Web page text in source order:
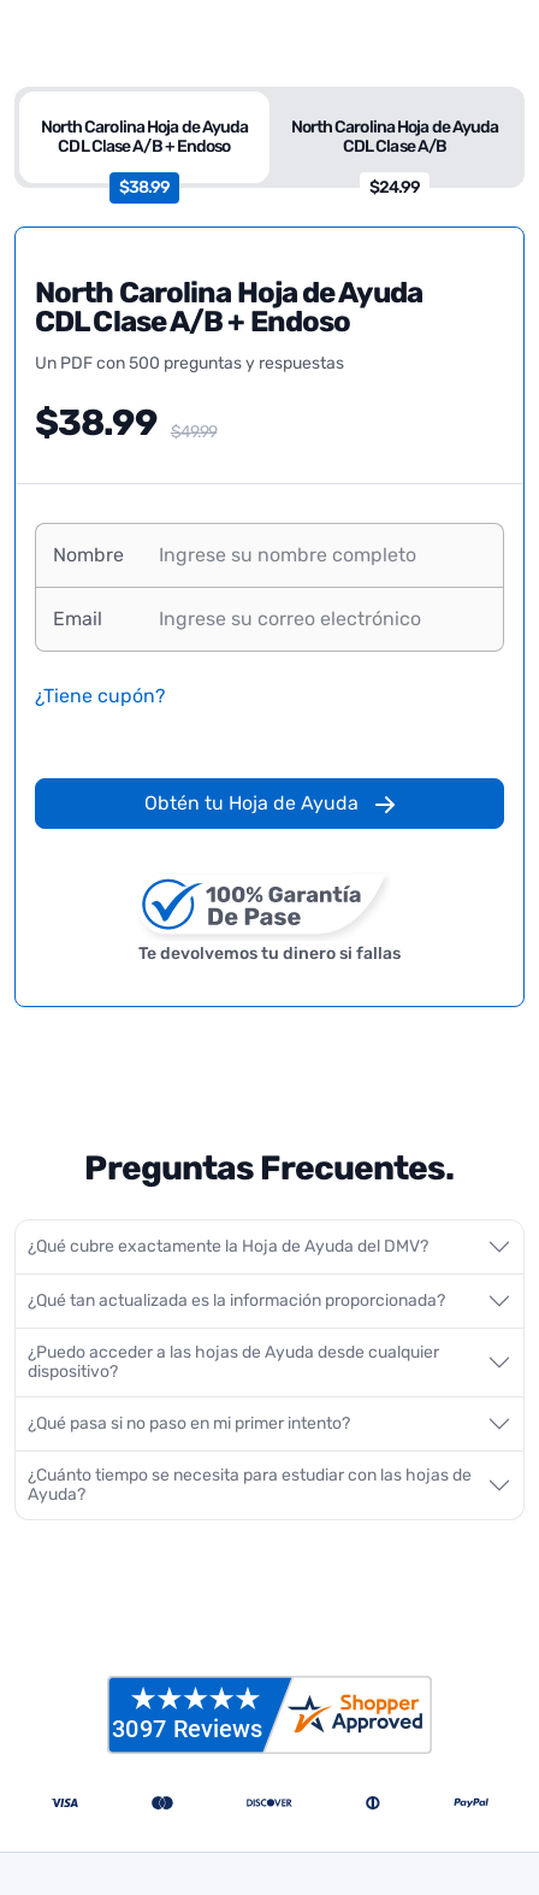
North Carolina Hoja de Ayuda
CDL Clase A/B
$24.99
North Carolina Hoja de Ayuda
CDL Clase A/B + Endoso
$38.99
North Carolina Hoja de Ayuda
CDL Clase A/B + Endoso
Un PDF con 500 preguntas y respuestas
$38.99 $49.99
Nombre
Email
¿Tiene cupón?
Obtén tu Hoja de Ayuda
Te devolvemos tu dinero si fallas
Preguntas Frecuentes.
¿Qué cubre exactamente la Hoja de Ayuda del DMV?
¿Qué tan actualizada es la información proporcionada?
¿Puedo acceder a las hojas de Ayuda desde cualquier
dispositivo?
¿Qué pasa si no paso en mi primer intento?
¿Cuánto tiempo se necesita para estudiar con las hojas de
Ayuda?